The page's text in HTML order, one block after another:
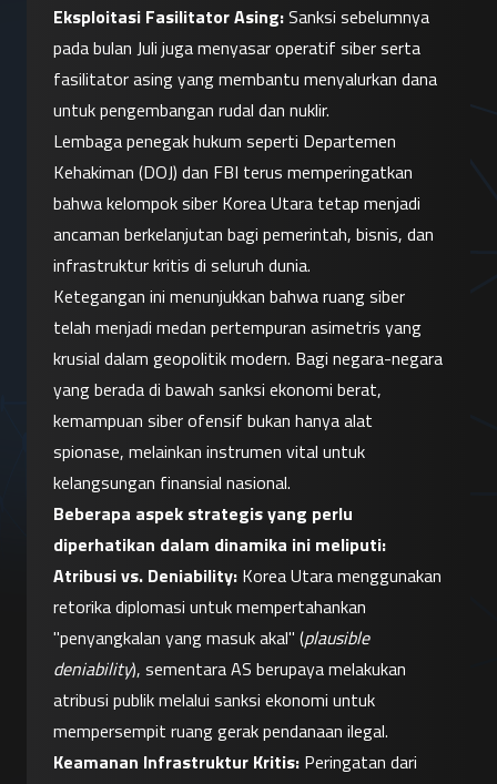
Eksploitasi Fasilitator Asing: Sanksi sebelumnya
pada bulan Juli juga menyasar operatif siber serta
fasilitator asing yang membantu menyalurkan dana
untuk pengembangan rudal dan nuklir.
Lembaga penegak hukum seperti Departemen
Kehakiman (DOJ) dan FBI terus memperingatkan
bahwa kelompok siber Korea Utara tetap menjadi
ancaman berkelanjutan bagi pemerintah, bisnis, dan
infrastruktur kritis di seluruh dunia.
Ketegangan ini menunjukkan bahwa ruang siber
telah menjadi medan pertempuran asimetris yang
krusial dalam geopolitik modern. Bagi negara-negara
yang berada di bawah sanksi ekonomi berat,
kemampuan siber ofensif bukan hanya alat
spionase, melainkan instrumen vital untuk
kelangsungan finansial nasional.
Beberapa aspek strategis yang perlu
diperhatikan dalam dinamika ini meliputi:
Atribusi vs. Deniability: Korea Utara menggunakan
retorika diplomasi untuk mempertahankan
"penyangkalan yang masuk akal" (plausible
deniability), sementara AS berupaya melakukan
atribusi publik melalui sanksi ekonomi untuk
mempersempit ruang gerak pendanaan ilegal.
Keamanan Infrastruktur Kritis: Peringatan dari